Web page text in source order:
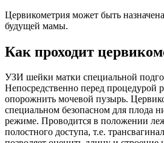
Цервикометрия может быть
будущей мамы.
Как проходит
УЗИ шейки матки специальной
Непосредственно перед процедурой
опорожнить мочевой пузырь.
специальном безопасном для плода
режиме. Проводится в положении
полостного доступа, т.е.